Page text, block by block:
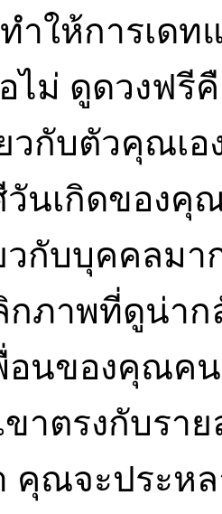
ำให้การเดท
ไม่ ดูดวงฟรี
วกับตัวคุณเ
นเกิดของคุ
วกับบุคคลม
ภาพที่ดูน่าก
อนของคุณค
าตรงกับรา
คุณจะประห